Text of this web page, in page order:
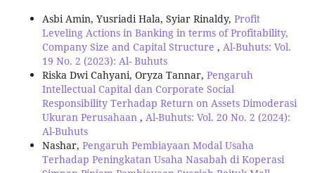
Asbi Amin, Yusriadi Hala, Syiar Rinaldy, Profit
Leveling Actions in Banking in terms of Profitability,
Company Size and Capital Structure , Al-Buhuts: Vol.
19 No. 2 (2023): Al- Buhuts
Riska Dwi Cahyani, Oryza Tannar, Pengaruh
Intellectual Capital dan Corporate Social
Responsibility Terhadap Return on Assets Dimoderasi
Ukuran Perusahaan , Al-Buhuts: Vol. 20 No. 2 (2024):
Al-Buhuts
Nashar, Pengaruh Pembiayaan Modal Usaha
Terhadap Peningkatan Usaha Nasabah di Koperasi